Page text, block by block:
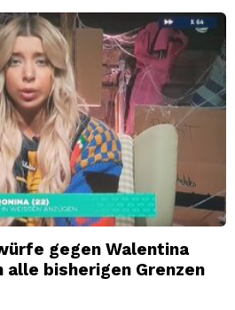
gegen Walentina
alle bisherigen Grenzen